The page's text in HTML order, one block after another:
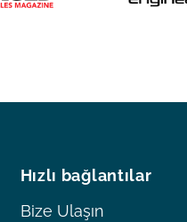
Hızlı bağlantılar
Bize Ulaşın